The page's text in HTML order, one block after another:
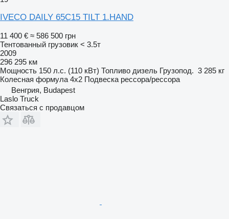
IVECO DAILY 65C15 TILT 1.HAND
11 400 € ≈ 586 500 грн
Тентованный грузовик < 3.5т
2009
296 295 км
Мощность 150 л.с. (110 кВт) Топливо дизель Грузопод. 3 285 кг
Колесная формула 4x2 Подвеска рессора/рессора
Венгрия, Budapest
Laslo Truck
Связаться с продавцом